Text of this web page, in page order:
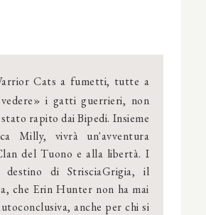
Cats a fumetti, tutte a
i gatti guerrieri, non
rapito dai Bipedi. Insieme
Milly, vivrà un'avventura
del Tuono e alla libertà. I
di StrisciaGrigia, il
che Erin Hunter non ha mai
anche per chi si